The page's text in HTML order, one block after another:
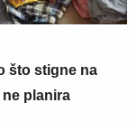
što stigne na
planira